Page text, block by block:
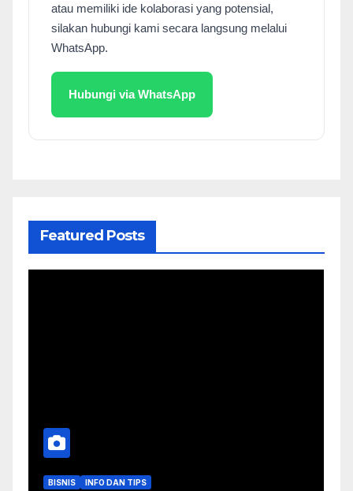
atau memiliki ide kolaborasi yang potensial,
silakan hubungi kami secara langsung melalui
WhatsApp.
Hubungi via WhatsApp
Featured Posts
BISNIS INFO DAN TIPS